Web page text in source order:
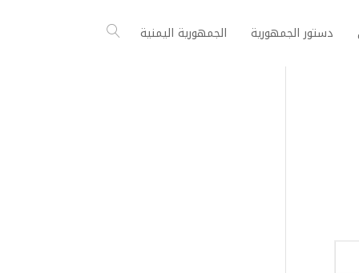
دستور الجمهورية الجمهورية اليمنية